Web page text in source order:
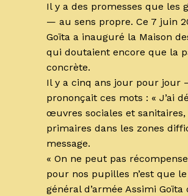
Il y a des promesses que les
— au sens propre. Ce 7 juin
Goïta a inauguré la Maison
qui doutaient encore que la
concrète.
Il y a cinq ans jour pour jour
prononçait ces mots : « J’ai
œuvres sociales et sanitaires,
primaires dans les zones
message.
« On ne peut pas
pour nos pupilles n’est que
général d’armée Assimi